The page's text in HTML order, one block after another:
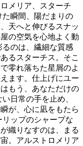
メリア、スターチ
瞬間、陽だまりの
天へと伸びるスナッ
の空気を心地よく動
のは、繊細な質感
るスターチス。そこ
零れ落ちた星屑のよ
ます。仕上げにユー
もう、あなただけの
日常の手を止め、
が、心に凪をもたら
ップのシャープな
織りなすのは、まる
。アルストロメリア